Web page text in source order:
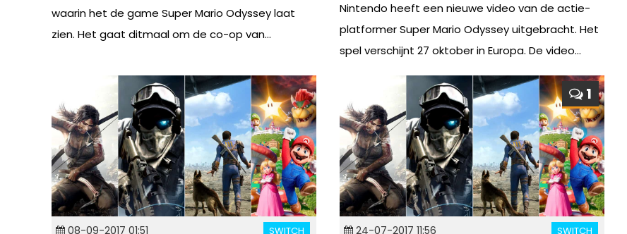
waarin het de game Super Mario Odyssey laat
zien. Het gaat ditmaal om de co-op van...
Nintendo heeft een nieuwe video van de actie-
platformer Super Mario Odyssey uitgebracht. Het
spel verschijnt 27 oktober in Europa. De video...
08-09-2017 01:51 SWITCH
1
24-07-2017 11:56 SWITCH